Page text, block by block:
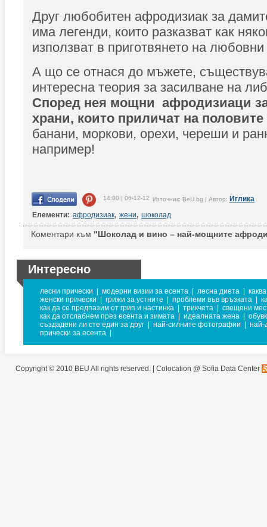
Друг любобитен афродизиак за
има легенди, които разказват как
използват в приготвянето на
А що се отнася до мъжете,
интересна теория за засилване на
Според нея мощни афродизиаци за
храни, които приличат на
банани, моркови, орехи, череши и
например!
14:00 | 06-12-12 Източник: BeU.bg | Автор: Иглика
Елементи: афродизиак, жени, шоколад
Коментари към "Шоколад и вино – най-мощните
Интересно
лесни прически модерни визии за есента лесна диета
женски прически
грижи за устните проблеми във връзката
как да се предпазим от грип и настинка
трикчета
свещени
как да отслабнем през есента и зимата
идеалната жена
създадени ли сте един за друг
най-силните фотографии
най-
прически за есента
Copyright © 2010 BEU All rights reserved. | Colocation @ Sofia Data Center